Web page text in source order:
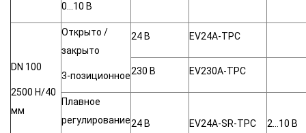
0…10 В
DN 100
2500 Н/40
мм
Открыто /
закрыто
3-позиционное
24 В EV24A-TPC
230 В EV230A-TPC
Плавное
регулирование24 В EV24A-SR-TPC 2…10 B